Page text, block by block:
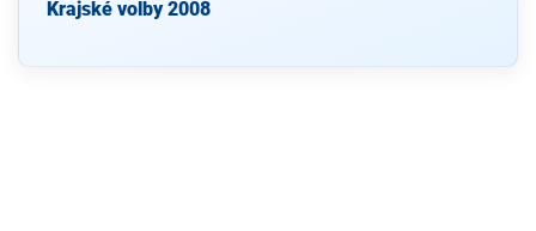
Krajské volby 2008